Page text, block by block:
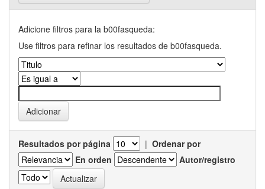
Adicione filtros para la b00fasqueda:
Use filtros para refinar los resultados de b00fasqueda.
Resultados por página | Ordenar por
En orden
Autor/registro